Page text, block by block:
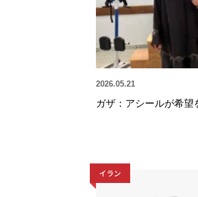
2026.05.21
ガザ：アシールが希望
イラン